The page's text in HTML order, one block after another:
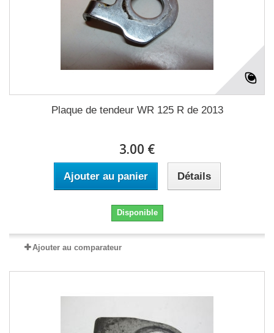
Plaque de tendeur WR 125 R de 2013
3.00 €
Ajouter au panier Détails
Disponible
Ajouter au comparateur